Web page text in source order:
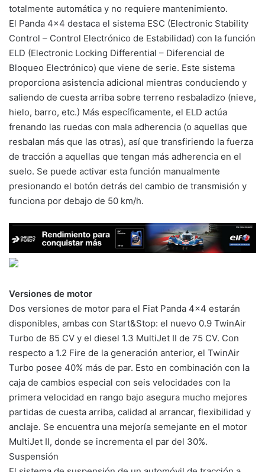
totalmente automática y no requiere mantenimiento.
El Panda 4×4 destaca el sistema ESC (Electronic Stability
Control – Control Electrónico de Estabilidad) con la función
ELD (Electronic Locking Differential – Diferencial de
Bloqueo Electrónico) que viene de serie. Este sistema
proporciona asistencia adicional mientras conduciendo y
saliendo de cuesta arriba sobre terreno resbaladizo (nieve,
hielo, barro, etc.) Más específicamente, el ELD actúa
frenando las ruedas con mala adherencia (o aquellas que
resbalan más que las otras), así que transfiriendo la fuerza
de tracción a aquellas que tengan más adherencia en el
suelo. Se puede activar esta función manualmente
presionando el botón detrás del cambio de transmisión y
funciona por debajo de 50 km/h.
Versiones de motor
Dos versiones de motor para el Fiat Panda 4×4 estarán
disponibles, ambas con Start&Stop: el nuevo 0.9 TwinAir
Turbo de 85 CV y el diesel 1.3 MultiJet II de 75 CV. Con
respecto a 1.2 Fire de la generación anterior, el TwinAir
Turbo posee 40% más de par. Esto en combinación con la
caja de cambios especial con seis velocidades con la
primera velocidad en rango bajo asegura mucho mejores
partidas de cuesta arriba, calidad al arrancar, flexibilidad y
anclaje. Se encuentra una mejoría semejante en el motor
MultiJet II, donde se incrementa el par del 30%.
Suspensión